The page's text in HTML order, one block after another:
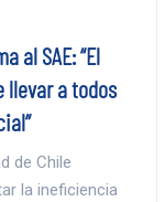
al SAE: “El
llevar a todos
de Chile
la ineficiencia